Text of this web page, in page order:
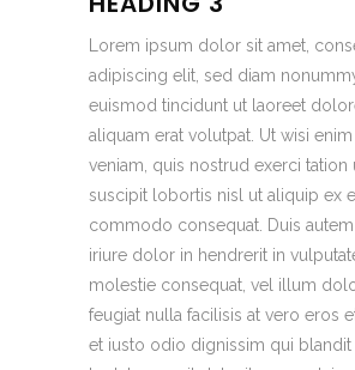
Lorem ipsum dolor sit amet,
adipiscing elit, sed diam
euismod tincidunt ut laoreet
aliquam erat volutpat. Ut wisi
veniam, quis nostrud exerci
suscipit lobortis nisl ut aliquip ex
commodo consequat. Duis
iriure dolor in hendrerit in
molestie consequat, vel illum
feugiat nulla facilisis at vero eros
et iusto odio dignissim qui blandit